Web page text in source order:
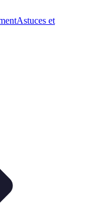
Astuces et